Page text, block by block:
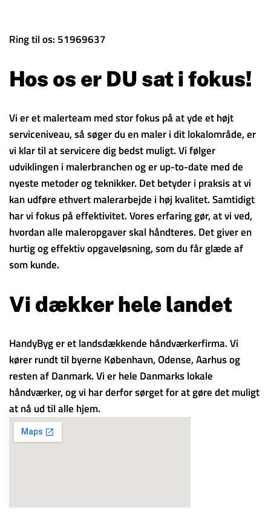
Ring til os: 51969637
Hos os er DU sat i fokus!
Vi er et malerteam med stor fokus på at yde et højt
serviceniveau, så søger du en maler i dit lokalområde, er
vi klar til at servicere dig bedst muligt. Vi følger
udviklingen i malerbranchen og er up-to-date med de
nyeste metoder og teknikker. Det betyder i praksis at vi
kan udføre ethvert malerarbejde i høj kvalitet. Samtidigt
har vi fokus på effektivitet. Vores erfaring gør, at vi ved,
hvordan alle maleropgaver skal håndteres. Det giver en
hurtig og effektiv opgaveløsning, som du får glæde af
som kunde.
Vi dækker hele landet
HandyByg er et landsdækkende håndværkerfirma. Vi
kører rundt til byerne København, Odense, Aarhus og
resten af Danmark. Vi er hele Danmarks lokale
håndværker, og vi har derfor sørget for at gøre det muligt
at nå ud til alle hjem.